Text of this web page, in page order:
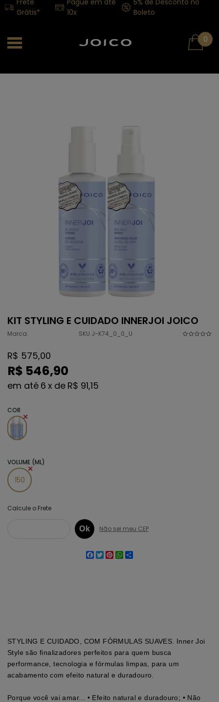
Frete
Grátis*
Pague em até
10x
5% de Desconto no
Boleto
0
KIT STYLING E CUIDADO INNERJOI JOICO
Marca: SKU J-K74_0_0_U
R$ 575,00
R$ 546,90
6 x de R$ 91,15
COR
VOLUME (ML)
150
Facebook
Twitter
Pinterest
WhatsApp
STYLING E CUIDADO, COM FÓRMULAS SUAVES. Inner Joi
Style são finalizadores perfeitos para quem busca
performance, tecnologia e fórmulas limpas, para um
acabamento com efeito natural e duradouro.
Porque você vai amar... • Efeito natural e duradouro; • Não